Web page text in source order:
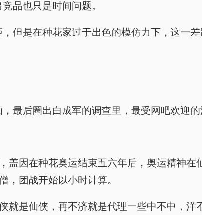
品也只是时间问题。
但是在种花家过于出色的模仿力下，这一差
最后圈出白成军的调查里，最受网吧欢迎
盖因在种花奥运结束五六年后，奥运精神
，团战开始以小时计算。
就是仙侠，再不济就是代理一些中不中，